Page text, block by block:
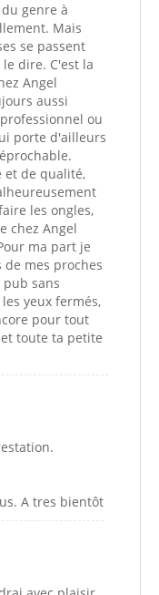
genre à
Mais
se passent
dire. C'est la
Angel
aussi
ou
porte d'ailleurs
et de qualité,
les ongles,
chez Angel
ma part je
mes proches
sans
yeux fermés,
pour tout
toute ta petite
A tres bientôt